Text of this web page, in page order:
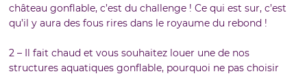
château gonflable, c’est du challenge ! Ce qui est sur, c’est
qu’il y aura des fous rires dans le royaume du rebond !
2 – Il fait chaud et vous souhaitez louer une de nos
structures aquatiques gonflable, pourquoi ne pas choisir